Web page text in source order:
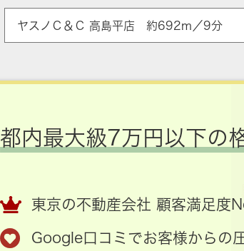
ヤスノＣ＆Ｃ 高島平店 約692m／9分
都内最大級7万円以下の
東京の不動産会社 顧客満足度
Google口コミでお客様からの